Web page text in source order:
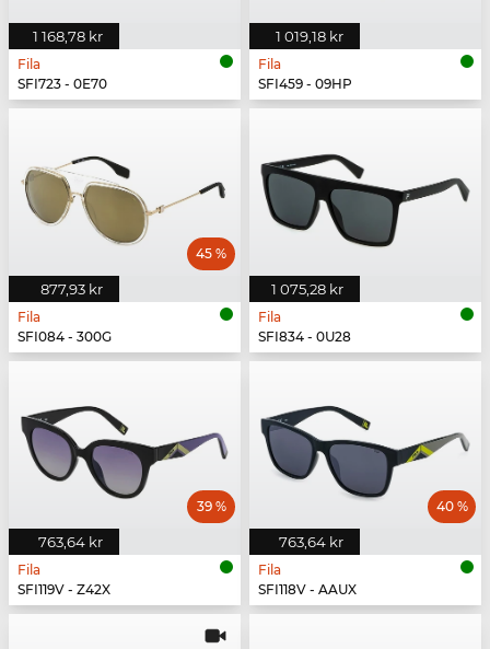
1 168,78 kr
Fila
SFI723 - 0E70
1 019,18 kr
Fila
SFI459 - 09HP
877,93 kr
45 %
Fila
SFI084 - 300G
1 075,28 kr
Fila
SFI834 - 0U28
763,64 kr
39 %
Fila
SFI119V - Z42X
763,64 kr
40 %
Fila
SFI118V - AAUX